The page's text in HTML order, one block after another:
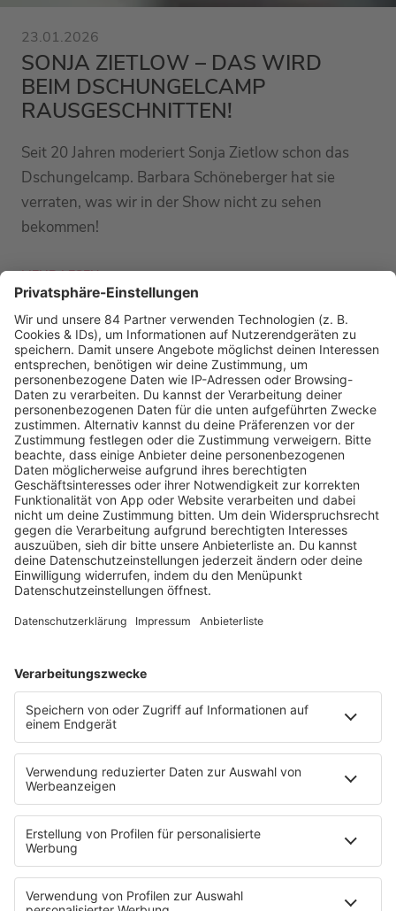
23.01.2026
SONJA ZIETLOW – DAS WIRD
BEIM DSCHUNGELCAMP
RAUSGESCHNITTEN!
Seit 20 Jahren moderiert Sonja Zietlow schon das
Dschungelcamp. Barbara Schöneberger hat sie
verraten, was wir in der Show nicht zu sehen
bekommen!
MEHR LESEN
PODCAST-GÄSTE: MEHR NEWS
HOME
RADIOS
barba radio
Lagerfeuer
Füße hoch
Schmusekatze
Song Contest
Mädelsabend
Ich hasse Sport
Sonntag Morgen
Strandbar
Putzfimmel
Deutschpop
Deutsche Liebeslieder
PODCASTS
Mit den Waffeln einer Frau
Frühstück bei Barbara
Brave & One